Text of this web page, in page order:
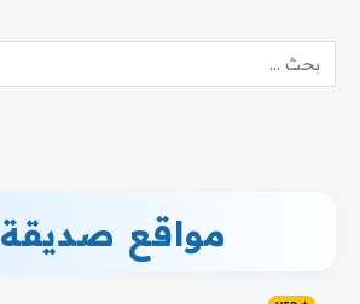
مواقع صديقة